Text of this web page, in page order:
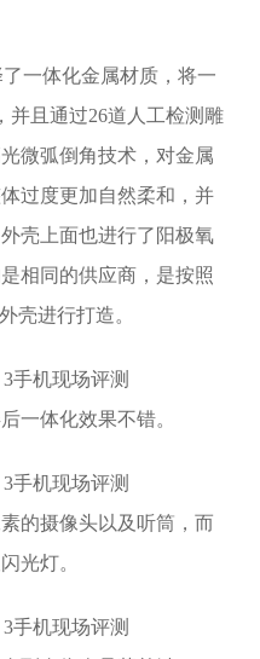
一体化金属材质，将一
并且通过26道人工检测雕
微弧倒角技术，对金属
过度更加自然柔和，并
壳上面也进行了阳极氧
相同的供应商，是按照
壳进行打造。
一体化效果不错。
的摄像头以及听筒，而
光灯。